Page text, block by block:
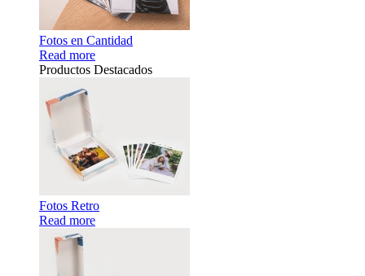
Fotos en Cantidad
Read more
Productos Destacados
Fotos Retro
Read more